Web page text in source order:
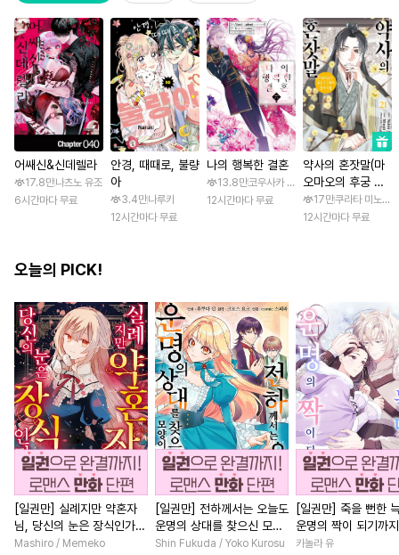
어쌔신&신데렐라
17.8만나츠노 유조
6시간마다 무료
안경, 때때로, 불량
아
3.4만나루키
12시간마다 무료
나의 행복한 결혼
13.8만코우사카 리토 / 아기토기 아쿠미
12시간마다 무료
약사의 혼잣말(마
오마오의 후궁 수
수께끼 풀이수첩)
17만쿠라타 미노지
12시간마다 무료
오늘의 PICK!
[일권만] 실례지만 약혼자
님, 당신의 눈은 장식인가
요? [단행본]
Mashiro / Memeko
[일권만] 전하께서는 오늘도
운명의 상대를 찾으신 모양
이네요 (웃음) [단행본]
Shin Fukuda / Yoko Kurosu
[일권만] 죽을 뻔한
운명의 짝이 되기까
본]
카놀라 유